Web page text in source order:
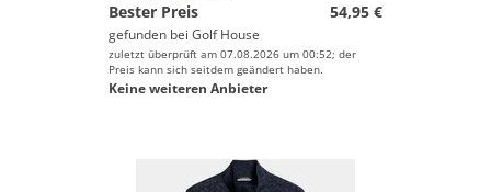
Bester Preis
54,95 €
gefunden bei Golf House
zuletzt überprüft am 07.08.2026 um 00:52; der
Preis kann sich seitdem geändert haben.
Keine weiteren Anbieter